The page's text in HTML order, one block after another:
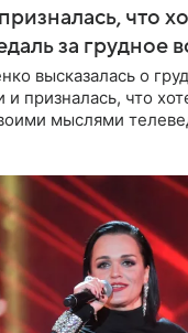
что
за грудное
высказалась о
и призналась, что
мыслями